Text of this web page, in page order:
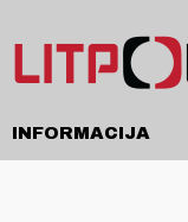
INFORMACIJA